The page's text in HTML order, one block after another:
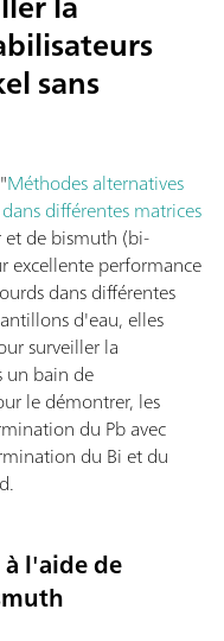
sans
Méthodes alternatives
différentes matrices
et de bismuth (bi-
excellente performance
dans différentes
d'eau, elles
surveiller la
un bain de
le démontrer, les
du Pb avec
du Bi et du
l'aide de